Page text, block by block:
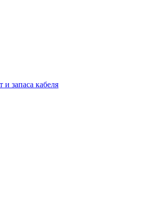
и запаса кабеля